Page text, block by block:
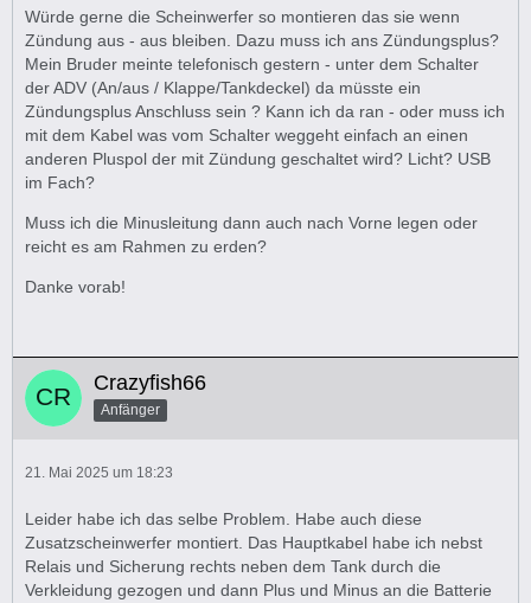
Würde gerne die Scheinwerfer so montieren das sie wenn
Zündung aus - aus bleiben. Dazu muss ich ans Zündungsplus?
Mein Bruder meinte telefonisch gestern - unter dem Schalter
der ADV (An/aus / Klappe/Tankdeckel) da müsste ein
Zündungsplus Anschluss sein ? Kann ich da ran - oder muss ich
mit dem Kabel was vom Schalter weggeht einfach an einen
anderen Pluspol der mit Zündung geschaltet wird? Licht? USB
im Fach?
Muss ich die Minusleitung dann auch nach Vorne legen oder
reicht es am Rahmen zu erden?
Danke vorab!
Crazyfish66
Anfänger
21. Mai 2025 um 18:23
Leider habe ich das selbe Problem. Habe auch diese
Zusatzscheinwerfer montiert. Das Hauptkabel habe ich nebst
Relais und Sicherung rechts neben dem Tank durch die
Verkleidung gezogen und dann Plus und Minus an die Batterie